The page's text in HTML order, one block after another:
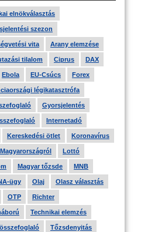
elnökválasztás
szezon
vita Arany elemzése
tilalom Ciprus DAX
Ebola EU-Csúcs Forex
légikatasztrófa
Gyorsjelentés
Internetadó
Kereskedési ötlet Koronavírus
Lottó
Magyar tőzsde MNB
ügy Olaj Olasz választás
OTP Richter
Technikai elemzés
Tőzsdenyitás